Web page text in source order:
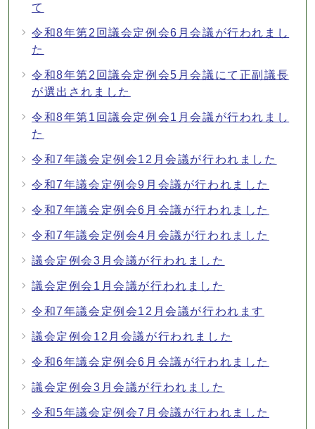
て
令和8年第2回議会定例会6月会議が行われまし
た
令和8年第2回議会定例会5月会議にて正副議長
が選出されました
令和8年第1回議会定例会1月会議が行われまし
た
令和7年議会定例会12月会議が行われました
令和7年議会定例会9月会議が行われました
令和7年議会定例会6月会議が行われました
令和7年議会定例会4月会議が行われました
議会定例会3月会議が行われました
議会定例会1月会議が行われました
令和7年議会定例会12月会議が行われます
議会定例会12月会議が行われました
令和6年議会定例会6月会議が行われました
議会定例会3月会議が行われました
令和5年議会定例会7月会議が行われました